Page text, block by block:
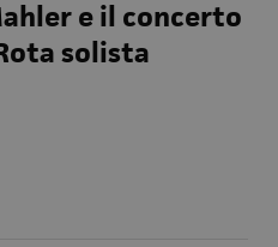
e il concerto
solista